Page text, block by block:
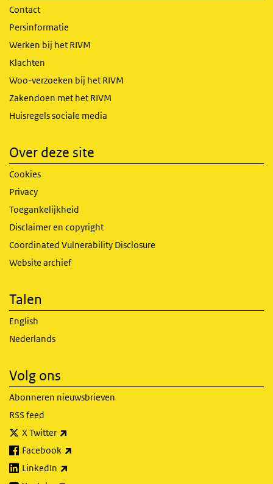
Contact
Persinformatie
Werken bij het RIVM
Klachten
Woo-verzoeken bij het RIVM
Zakendoen met het RIVM
Huisregels sociale media
Over deze site
Cookies
Privacy
Toegankelijkheid
Disclaimer en copyright
Coordinated Vulnerability Disclosure
Website archief
Talen
English
Nederlands
Volg ons
Abonneren nieuwsbrieven
RSS feed
X Twitter
Facebook
LinkedIn